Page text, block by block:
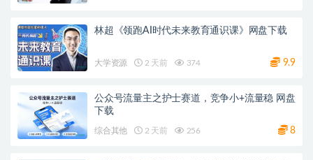
林超《领跑AI时代未来教育通识课》网盘下载
大学资源 2 天前 374 9.9
公众号流量主之护士赛道，竞争小+流量稳 网盘
下载
综合其他 2 天前 256 8